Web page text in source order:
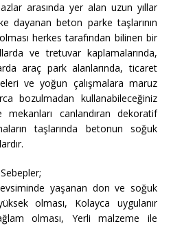
arasında yer alan uzun yıllar
dayanan beton parke taşlarının
herkes tarafından bilinen bir
ve tretuvar kaplamalarında,
araç park alanlarında, ticaret
ve yoğun çalışmalara maruz
bozulmadan kullanabileceğiniz
canlandıran dekoratif
taşlarında betonun soğuk
yaşanan don ve soğuk
olması, Kolayca uygulanır
olması, Yerli malzeme ile